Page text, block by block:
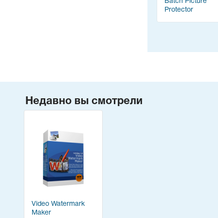
Protector
Недавно вы смотрели
Video Watermark
Maker